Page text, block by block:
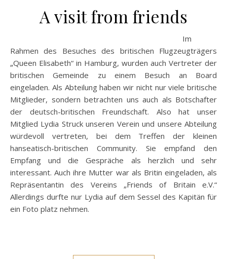
A visit from friends
Im
Rahmen des Besuches des britischen Flugzeugträgers
„Queen Elisabeth“ in Hamburg, wurden auch Vertreter der
britischen Gemeinde zu einem Besuch an Board
eingeladen. Als Abteilung haben wir nicht nur viele britische
Mitglieder, sondern betrachten uns auch als Botschafter
der deutsch-britischen Freundschaft. Also hat unser
Mitglied Lydia Struck unseren Verein und unsere Abteilung
würdevoll vertreten, bei dem Treffen der kleinen
hanseatisch-britischen Community. Sie empfand den
Empfang und die Gespräche als herzlich und sehr
interessant. Auch ihre Mutter war als Britin eingeladen, als
Repräsentantin des Vereins „Friends of Britain e.V.“
Allerdings durfte nur Lydia auf dem Sessel des Kapitän für
ein Foto platz nehmen.